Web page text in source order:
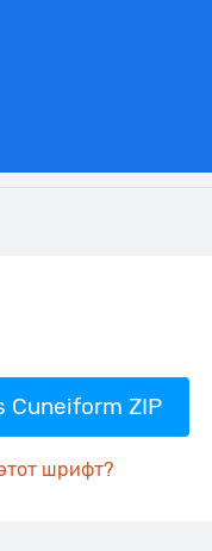
Cuneiform ZIP
шрифт?